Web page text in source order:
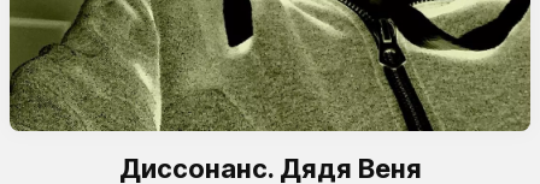
Диссонанс. Дядя Веня